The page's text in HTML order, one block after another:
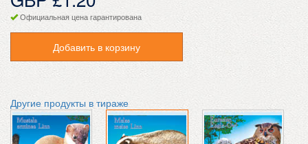
Официальная цена гарантирована
Добавить в корзину
Другие продукты в тираже